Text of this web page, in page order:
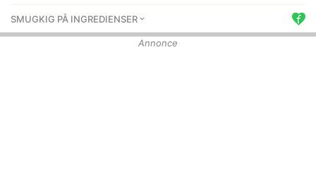
SMUGKIG PÅ INGREDIENSER
Annonce